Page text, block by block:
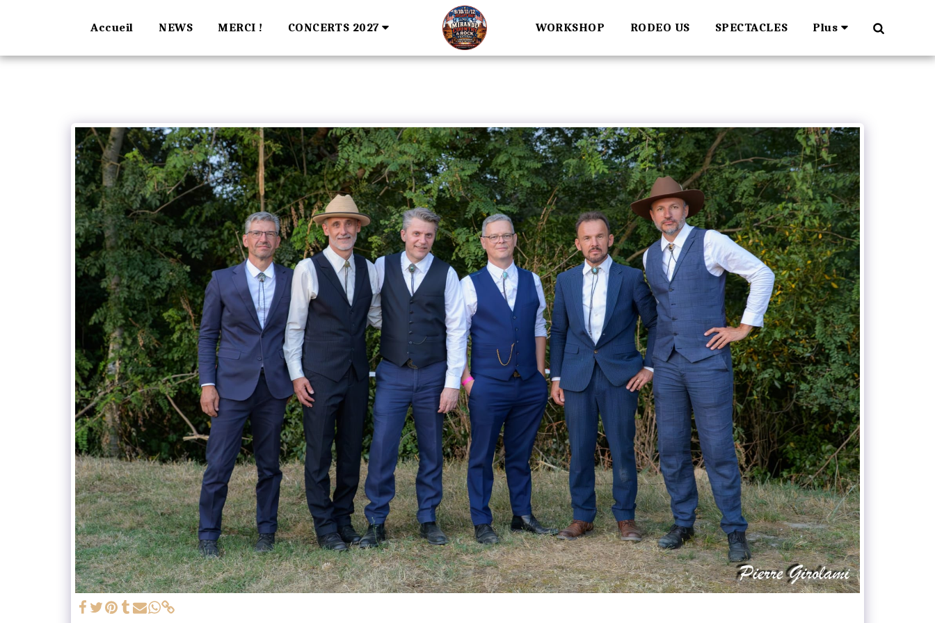
Accueil NEWS MERCI ! CONCERTS 2027 WORKSHOP RODEO US SPECTACLES Plus